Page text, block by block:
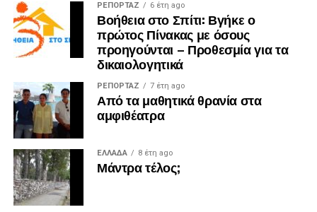
ΡΕΠΟΡΤΑΖ 6 έτη ago
Βοήθεια στο Σπίτι: Βγήκε ο
πρώτος Πίνακας με όσους
προηγούνται – Προθεσμία για τα
δικαιολογητικά
ΡΕΠΟΡΤΑΖ 7 έτη ago
Από τα μαθητικά θρανία στα
αμφιθέατρα
ΕΛΛΑΔΑ 8 έτη ago
Μάντρα τέλος;